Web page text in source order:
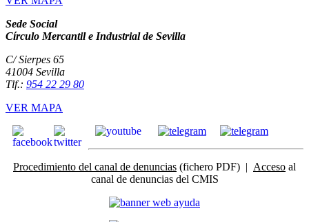
Sede Social
Círculo Mercantil e Industrial de Sevilla
C/ Sierpes 65
41004 Sevilla
Tlf.: 954 22 29 80
VER MAPA
Procedimiento del canal de denuncias (fichero PDF) | Acceso al
canal de denuncias del CMIS